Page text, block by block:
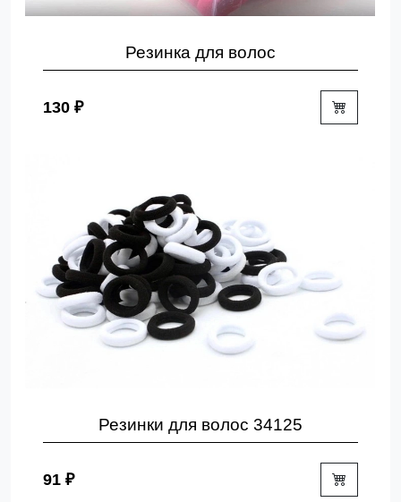
Резинка для волос
130 ₽
Резинки для волос 34125
91 ₽